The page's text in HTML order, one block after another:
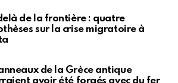
de la frontière : quatre
sur la crise migratoire à
de la Grèce antique
avoir été forgés avec du fer